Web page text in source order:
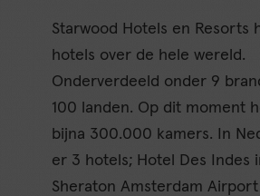
Starwood Hotels en Resorts
hotels over de hele wereld.
Onderverdeeld onder 9
100 landen. Op dit moment
bijna 300.000 kamers. In
er 3 hotels; Hotel Des Indes
Sheraton Amsterdam